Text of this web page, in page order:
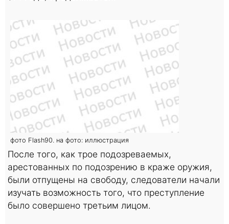
фото Flash90. на фото: иллюстрация
После того, как трое подозреваемых,
арестованных по подозрению в краже оружия,
были отпущены на свободу, следователи начали
изучать возможность того, что преступление
было совершено третьим лицом.